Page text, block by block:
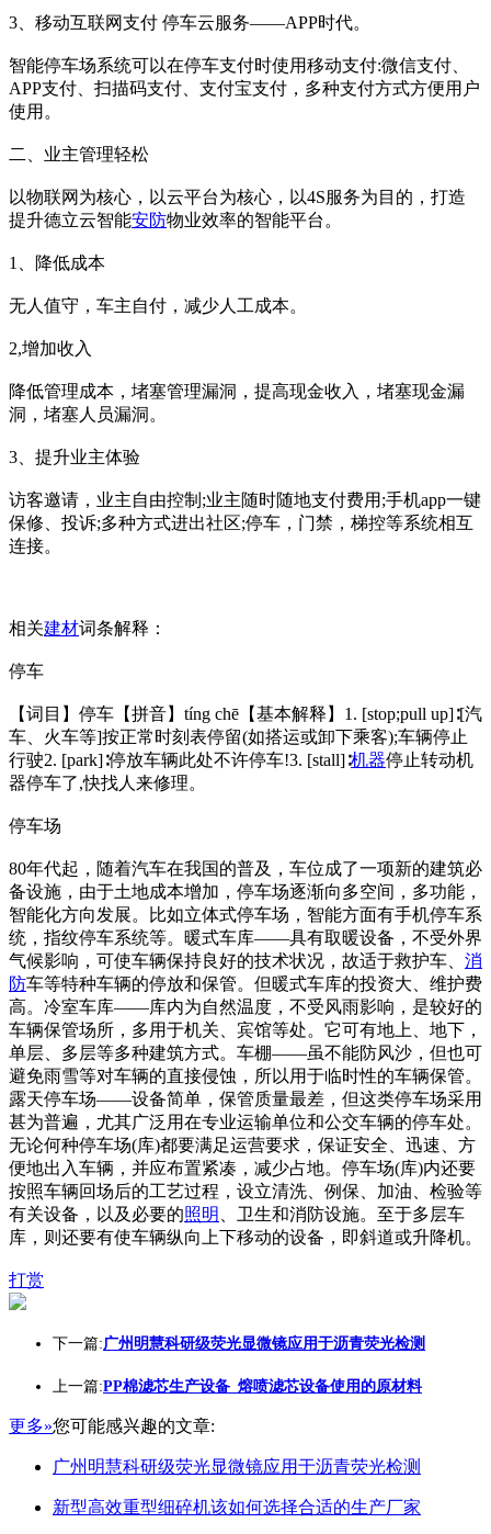
3、移动互联网支付 停车云服务——APP时代。
智能停车场系统可以在停车支付时使用移动支付:微信支付、
APP支付、扫描码支付、支付宝支付，多种支付方式方便用户
使用。
二、业主管理轻松
以物联网为核心，以云平台为核心，以4S服务为目的，打造
提升德立云智能安防物业效率的智能平台。
1、降低成本
无人值守，车主自付，减少人工成本。
2,增加收入
降低管理成本，堵塞管理漏洞，提高现金收入，堵塞现金漏
洞，堵塞人员漏洞。
3、提升业主体验
访客邀请，业主自由控制;业主随时随地支付费用;手机app一键
保修、投诉;多种方式进出社区;停车，门禁，梯控等系统相互
连接。
相关建材词条解释：
停车
【词目】停车【拼音】tíng chē【基本解释】1. [stop;pull up]∶[汽
车、火车等]按正常时刻表停留(如搭运或卸下乘客);车辆停止
行驶2. [park]∶停放车辆此处不许停车!3. [stall]∶机器停止转动机
器停车了,快找人来修理。
停车场
80年代起，随着汽车在我国的普及，车位成了一项新的建筑必
备设施，由于土地成本增加，停车场逐渐向多空间，多功能，
智能化方向发展。比如立体式停车场，智能方面有手机停车系
统，指纹停车系统等。暖式车库——具有取暖设备，不受外界
气候影响，可使车辆保持良好的技术状况，故适于救护车、 消
防车等特种车辆的停放和保管。但暖式车库的投资大、维护费
高。冷室车库——库内为自然温度，不受风雨影响，是较好的
车辆保管场所，多用于机关、宾馆等处。它可有地上、地下，
单层、多层等多种建筑方式。车棚——虽不能防风沙，但也可
避免雨雪等对车辆的直接侵蚀，所以用于临时性的车辆保管。
露天停车场——设备简单，保管质量最差，但这类停车场采用
甚为普遍，尤其广泛用在专业运输单位和公交车辆的停车处。
无论何种停车场(库)都要满足运营要求，保证安全、迅速、方
便地出入车辆，并应布置紧凑，减少占地。停车场(库)内还要
按照车辆回场后的工艺过程，设立清洗、例保、加油、检验等
有关设备，以及必要的照明
、卫生和消防设施。至于多层车
库，则还要有使车辆纵向上下移动的设备，即斜道或升降机。
打赏
下一篇:广州明慧科研级荧光显微镜应用于沥青荧光检测
上一篇:PP棉滤芯生产设备_熔喷滤芯设备使用的原材料
更多»您可能感兴趣的文章:
广州明慧科研级荧光显微镜应用于沥青荧光检测
新型高效重型细碎机该如何选择合适的生产厂家